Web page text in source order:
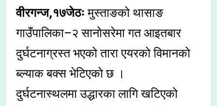
वीरगन्ज,१७जेठः मुस्ताङको थासाङ
गाउँपालिका–२ सानोसरेमा गत आइतबार
दुर्घटनाग्रस्त भएको तारा एयरको विमानको
ब्ल्याक बक्स भेटिएको छ ।
दुर्घटनास्थलमा उद्धारका लागि खटिएको